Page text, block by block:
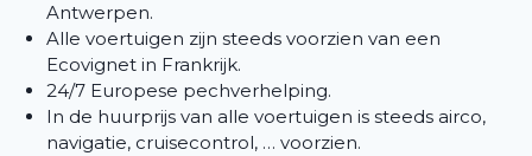
Antwerpen.
Alle voertuigen zijn steeds voorzien van een
Ecovignet in Frankrijk.
24/7 Europese pechverhelping.
In de huurprijs van alle voertuigen is steeds airco,
navigatie, cruisecontrol, … voorzien.